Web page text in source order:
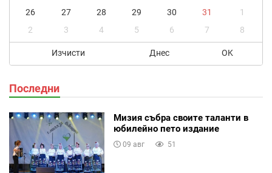
26
27 28 29 30 31
1
2
3 4 5 6 7 8
Изчисти Днес OK
Последни
Мизия събра своите таланти в
юбилейно пето издание
09 авг 51